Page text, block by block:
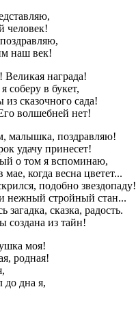
человек!
наш век!
Великая награда!
в букет,
сказочного сада!
волшебней нет!
малышка, поздравляю!
удачу принесет!
о том я вспоминаю,
когда весна цветет...
подобно звездопаду!
нежный стройный стан...
загадка, сказка, радость.
создана из тайн!
моя!
родная!
до дна я,